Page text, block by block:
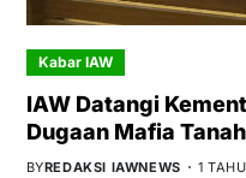
Kabar IAW
IAW Datangi
Dugaan Mafia
BYREDAKSI IAWNEWS 1